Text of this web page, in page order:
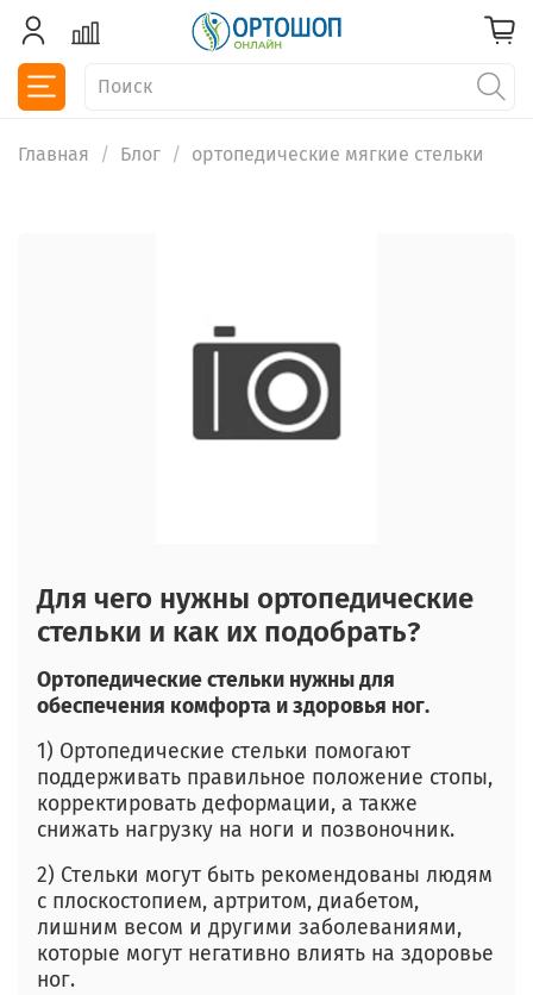
Главная Блог ортопедические мягкие стельки
Для чего нужны ортопедические
стельки и как их подобрать?
Ортопедические стельки нужны для
обеспечения комфорта и здоровья ног.
1) Ортопедические стельки помогают
поддерживать правильное положение стопы,
корректировать деформации, а также
снижать нагрузку на ноги и позвоночник.
2) Стельки могут быть рекомендованы людям
с плоскостопием, артритом, диабетом,
лишним весом и другими заболеваниями,
которые могут негативно влиять на здоровье
ног.